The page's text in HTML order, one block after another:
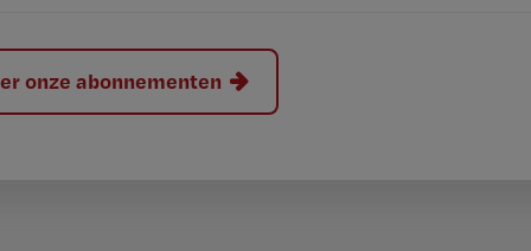
onze abonnementen